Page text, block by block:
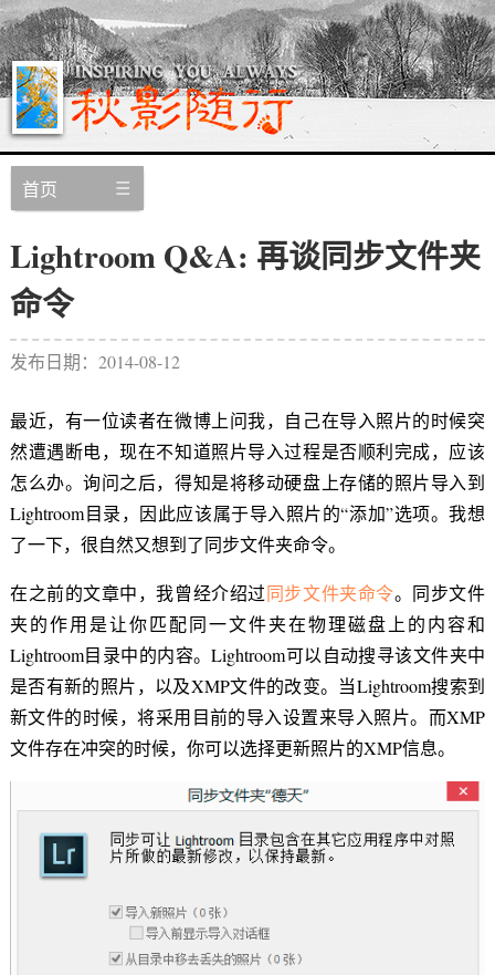
首页
Lightroom Q&A: 再谈同步文件夹
命令
发布日期：2014-08-12
最近，有一位读者在微博上问我，自己在导入照片的时候突
然遭遇断电，现在不知道照片导入过程是否顺利完成，应该
怎么办。询问之后，得知是将移动硬盘上存储的照片导入到
Lightroom目录，因此应该属于导入照片的“添加”选项。我想
了一下，很自然又想到了同步文件夹命令。
在之前的文章中，我曾经介绍过同步文件夹命令。同步文件
夹的作用是让你匹配同一文件夹在物理磁盘上的内容和
Lightroom目录中的内容。Lightroom可以自动搜寻该文件夹中
是否有新的照片，以及XMP文件的改变。当Lightroom搜索到
新文件的时候，将采用目前的导入设置来导入照片。而XMP
文件存在冲突的时候，你可以选择更新照片的XMP信息。